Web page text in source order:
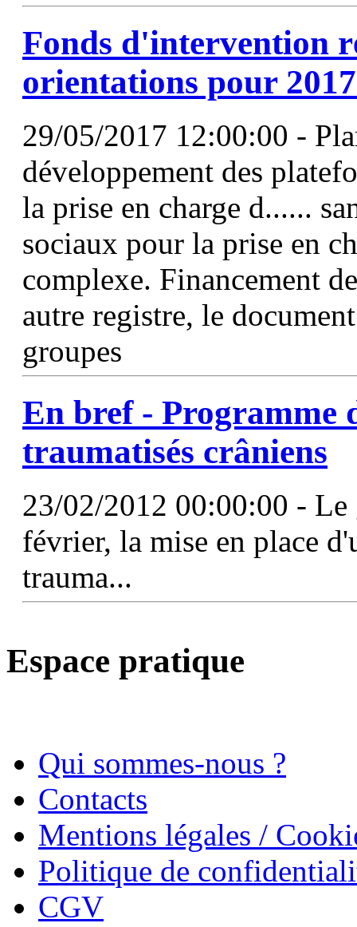
Fonds d'intervention
orientations pour
29/05/2017 12:00:00 -
développement des
la prise en charge d......
sociaux pour la prise en
complexe. Financement
autre registre, le
groupes
En bref - Programme
traumatisés crâniens
23/02/2012 00:00:00 - Le
février, la mise en place
trauma...
Espace pratique
Qui sommes-nous ?
Contacts
Mentions légales /
Politique de
CGV